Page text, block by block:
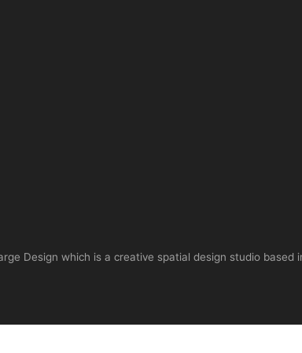
Design which is a creative spatial design studio